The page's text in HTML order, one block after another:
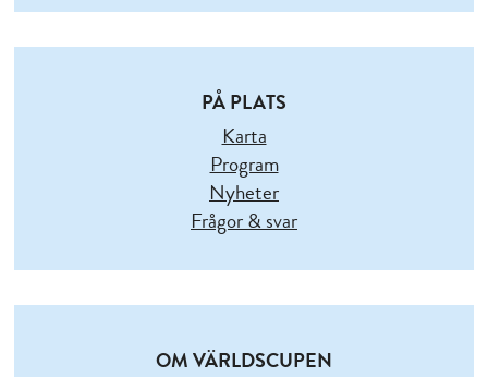
PÅ PLATS
Karta
Program
Nyheter
Frågor & svar
OM VÄRLDSCUPEN